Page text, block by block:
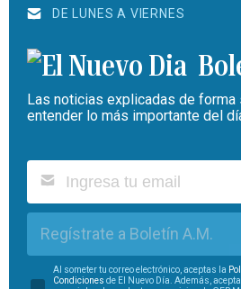
DE LUNES A VIERNES
Las noticias explicadas de
entender lo más importante del
Regístrate a Boletín A.M.
Al someter tu correo electrónico, aceptas la
Condiciones de El Nuevo Día. Además,